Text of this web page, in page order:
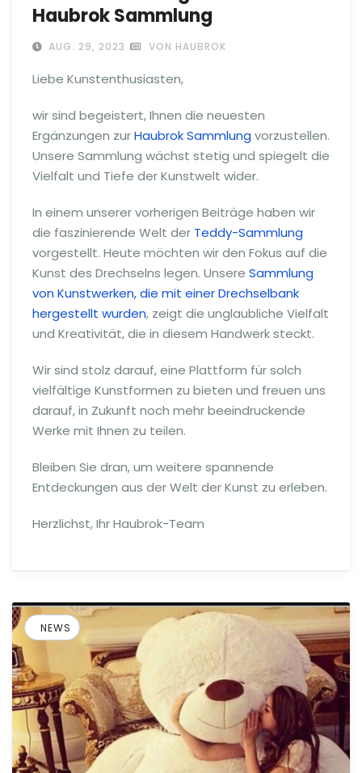
Haubrok Sammlung
AUG. 29, 2023 VON HAUBROK
Liebe Kunstenthusiasten,
wir sind begeistert, Ihnen die neuesten
Ergänzungen zurHaubrok Sammlung vorzustellen.
Unsere Sammlung wächst stetig und spiegelt die
Vielfalt und Tiefe der Kunstwelt wider.
In einem unserer vorherigen Beiträge haben wir
die faszinierende Welt der Teddy-Sammlung
vorgestellt. Heute möchten wir den Fokus auf die
Kunst des Drechselns legen. Unsere Sammlung
von Kunstwerken, die mit einer Drechselbank
hergestellt wurden, zeigt die unglaubliche Vielfalt
und Kreativität, die in diesem Handwerk steckt.
Wir sind stolz darauf, eine Plattform für solch
vielfältige Kunstformen zu bieten und freuen uns
darauf, in Zukunft noch mehr beeindruckende
Werke mit Ihnen zu teilen.
Bleiben Sie dran, um weitere spannende
Entdeckungen aus der Welt der Kunst zu erleben.
Herzlichst, Ihr Haubrok-Team
NEWS